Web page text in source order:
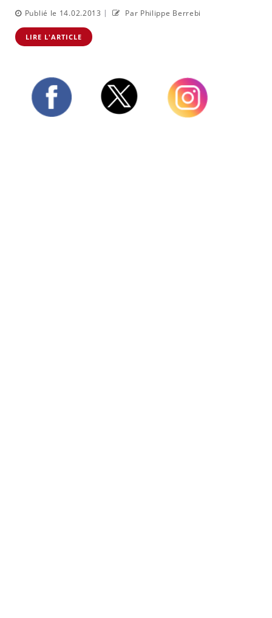
Publié le 14.02.2013 | Par Philippe Berrebi
LIRE L'ARTICLE